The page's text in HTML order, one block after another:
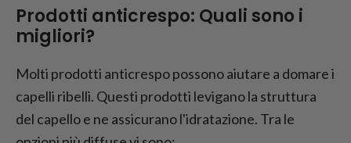
Prodotti anticrespo: Quali sono i
migliori?
Molti prodotti anticrespo possono aiutare a domare i
capelli ribelli. Questi prodotti levigano la struttura
del capello e ne assicurano l'idratazione. Tra le